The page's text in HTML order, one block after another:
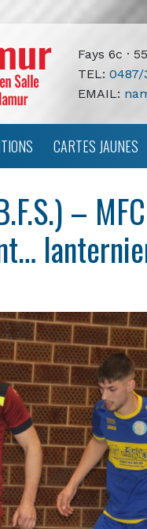
Fays 6c ·
TEL: 0487/
EMAIL:
CARTES JAUNES
–